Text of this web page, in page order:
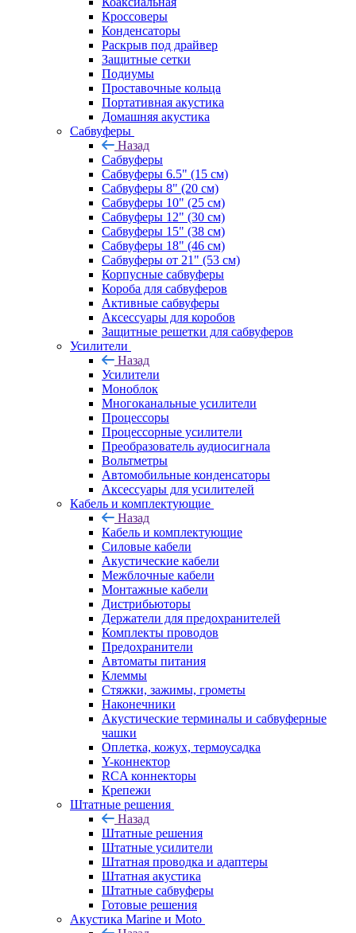
Кроссоверы
Конденсаторы
Раскрыв под драйвер
Защитные сетки
Подиумы
Проставочные кольца
Портативная акустика
Домашняя акустика
Сабвуферы
Назад
Сабвуферы
Сабвуферы 6.5" (15 см)
Сабвуферы 8" (20 см)
Сабвуферы 10" (25 см)
Сабвуферы 12" (30 см)
Сабвуферы 15" (38 см)
Сабвуферы 18" (46 см)
Сабвуферы от 21" (53 см)
Корпусные сабвуферы
Короба для сабвуферов
Активные сабвуферы
Аксессуары для коробов
Защитные решетки для сабвуферов
Усилители
Назад
Усилители
Моноблок
Многоканальные усилители
Процессоры
Процессорные усилители
Преобразователь аудиосигнала
Вольтметры
Автомобильные конденсаторы
Аксессуары для усилителей
Кабель и комплектующие
Назад
Кабель и комплектующие
Силовые кабели
Акустические кабели
Межблочные кабели
Монтажные кабели
Дистрибьюторы
Держатели для предохранителей
Комплекты проводов
Предохранители
Автоматы питания
Клеммы
Стяжки, зажимы, грометы
Наконечники
Акустические терминалы и сабвуферные
чашки
Оплетка, кожух, термоусадка
Y-коннектор
RCA коннекторы
Крепежи
Штатные решения
Назад
Штатные решения
Штатные усилители
Штатная проводка и адаптеры
Штатная акустика
Штатные сабвуферы
Готовые решения
Акустика Marine и Moto